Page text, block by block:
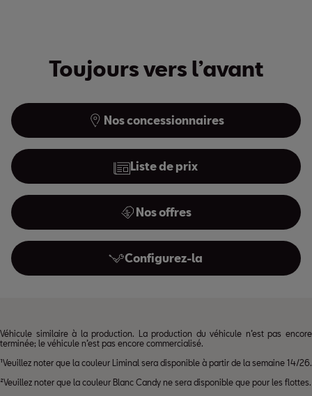
Toujours vers l’avant
Nos concessionnaires
Liste de prix
Nos offres
Configurez-la
Véhicule similaire à la production. La production du véhicule n’est pas encore
terminée; le véhicule n’est pas encore commercialisé.
¹Veuillez noter que la couleur Liminal sera disponible à partir de la semaine 14/26.
²Veuillez noter que la couleur Blanc Candy ne sera disponible que pour les flottes.